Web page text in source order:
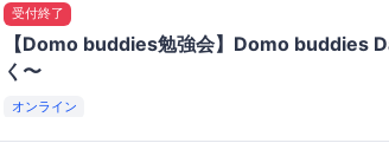
受付終了
【Domo buddies勉強会】Domo buddies
く〜
オンライン